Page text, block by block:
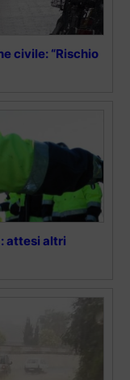
civile: “Rischio
attesi altri